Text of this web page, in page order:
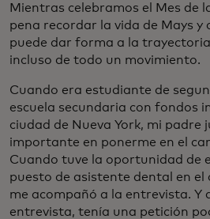
Mientras celebramos el Mes de
pena recordar la vida de Mays y
puede dar forma a la
incluso de todo un movimiento.
Cuando era estudiante de
escuela secundaria con fondos
ciudad de Nueva York, mi padre
importante en ponerme en el
Cuando tuve la oportunidad de
puesto de asistente dental en
me acompañó a la entrevista. Y
entrevista, tenía una petición